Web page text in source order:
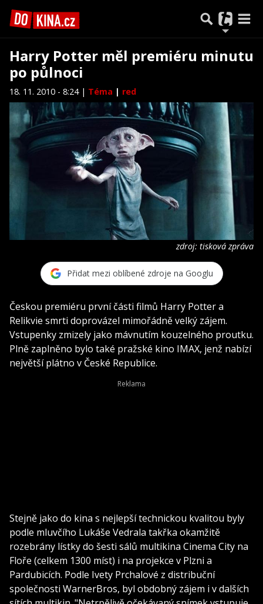
Harry Potter měl premiéru minutu
po půlnoci
18. 11. 2010 - 8:24 | Téma | red
zdroj: tisková zpráva
Přidat mezi oblíbené zdroje na Googlu
Českou premiéru první části filmů Harry Potter a
Relikvie smrti doprovázel mimořádně velký zájem.
Vstupenky zmizely jako mávnutím kouzelného proutku.
Plně zaplněno bylo také pražské kino IMAX, jenž nabízí
největší plátno v České Republice.
Stejně jako do kina s nejlepší technickou kvalitou byly
podle mluvčího Lukáše Vedrala takřka okamžitě
rozebrány lístky do šesti sálů multikina Cinema City na
Floře (celkem 1300 míst) i na projekce v Plzni a
Pardubicích. Podle Ivety Prchalové z distribuční
společnosti WarnerBros, byl obdobný zájem i v dalších